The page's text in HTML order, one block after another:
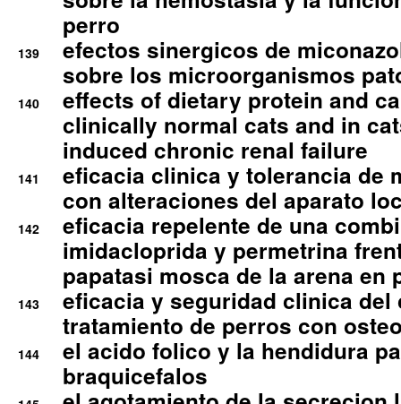
perro
139
efectos sinergicos de
sobre los microorganismos
140
effects of dietary protein and
clinically normal cats and in
induced chronic renal failure
141
eficacia clinica y tolerancia de
con alteraciones del aparato
142
eficacia repelente de una
imidacloprida y permetrina
papatasi mosca de la arena en
143
eficacia y seguridad clinica del
tratamiento de perros con
144
el acido folico y la hendidura
braquicefalos